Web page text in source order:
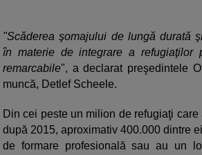
"Scăderea şomajului de lungă durată
în materie de integrare a refugiaţilor
remarcabile", a declarat preşedintele
muncă, Detlef Scheele.
Din cei peste un milion de refugiaţi
după 2015, aproximativ 400.000 dintre
de formare profesională sau au un